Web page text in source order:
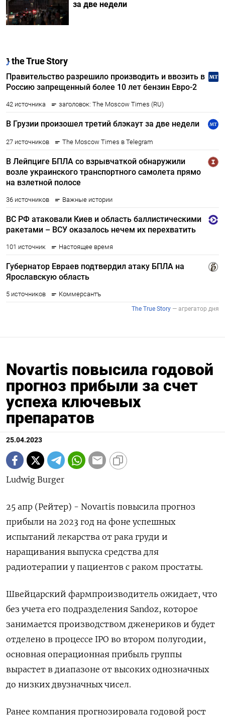
за две недели
Novartis повысила годовой
прогноз прибыли за счет
успеха ключевых
препаратов
25.04.2023
Ludwig Burger
25 апр (Рейтер) - Novartis повысила прогноз
прибыли на 2023 год на фоне успешных
испытаний лекарства от рака груди и
наращивания выпуска средства для
радиотерапии у пациентов с раком простаты.
Швейцарский фармпроизводитель ожидает, что
без учета его подразделения Sandoz, которое
занимается производством дженериков и будет
отделено в процессе IPO во втором полугодии,
основная операционная прибыль группы
вырастет в диапазоне от высоких однозначных
до низких двузначных чисел.
Ранее компания прогнозировала годовой рост